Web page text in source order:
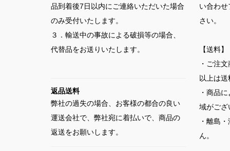
品到着後7日以内にご連絡いただいた場合
のみ受付いたします。
３．輸送中の事故による破損等の場合、
代替品をお送りいたします。
返品送料
弊社の過失の場合、お客様の都合の良い
運送会社で、弊社宛に着払いで、商品の
返送をお願いします。
い合わ
さい。
【送料】
・ご注
以上は送
・商品
域がござ
・離島
ん。